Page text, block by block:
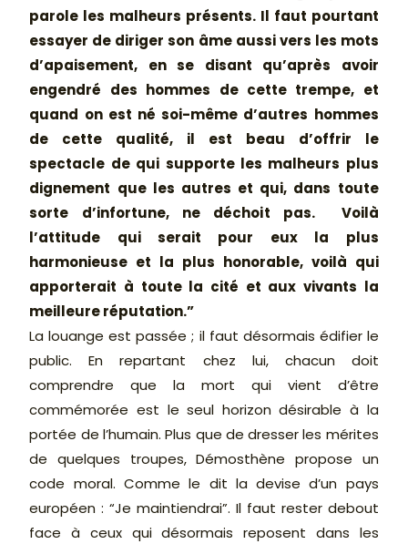
parole les malheurs présents. Il faut pourtant
essayer de diriger son âme aussi vers les mots
d’apaisement, en se disant qu’après avoir
engendré des hommes de cette trempe, et
quand on est né soi-même d’autres hommes
de cette qualité, il est beau d’offrir le
spectacle de qui supporte les malheurs plus
dignement que les autres et qui, dans toute
sorte d’infortune, ne déchoit pas. Voilà
l’attitude qui serait pour eux la plus
harmonieuse et la plus honorable, voilà qui
apporterait à toute la cité et aux vivants la
meilleure réputation.”
La louange est passée ; il faut désormais édifier le
public. En repartant chez lui, chacun doit
comprendre que la mort qui vient d’être
commémorée est le seul horizon désirable à la
portée de l’humain. Plus que de dresser les mérites
de quelques troupes, Démosthène propose un
code moral. Comme le dit la devise d’un pays
européen : “Je maintiendrai”. Il faut rester debout
face à ceux qui désormais reposent dans les